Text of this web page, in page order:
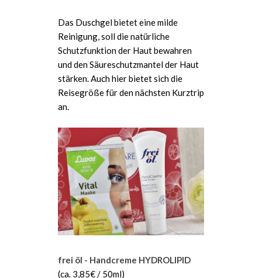
Das Duschgel bietet eine milde
Reinigung, soll die natürliche
Schutzfunktion der Haut bewahren
und den Säureschutzmantel der Haut
stärken. Auch hier bietet sich die
Reisegröße für den nächsten Kurztrip
an.
frei öl - Handcreme HYDROLIPID
(ca. 3,85€ / 50ml)